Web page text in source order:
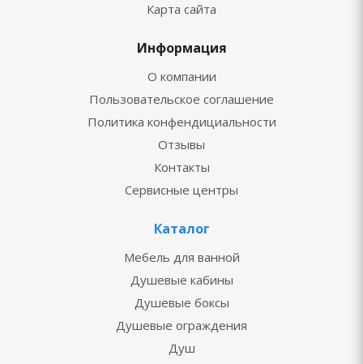
Карта сайта
Информация
О компании
Пользовательское соглашение
Политика конфендициальности
Отзывы
Контакты
Сервисные центры
Каталог
Мебель для ванной
Душевые кабины
Душевые боксы
Душевые ограждения
Душ